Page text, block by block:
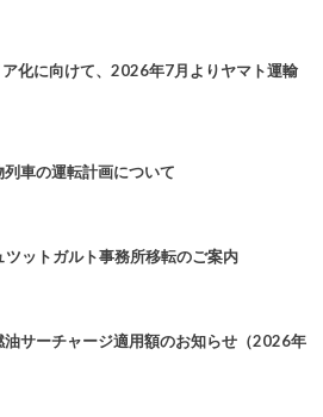
ア化に向けて、2026年7月よりヤマト運輸
車の運転計画について
ットガルト事務所移転のご案内
サーチャージ適用額のお知らせ（2026年